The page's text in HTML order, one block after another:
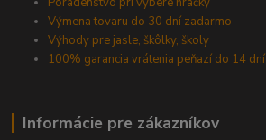
Výmena tovaru do 30 dní zadarmo
Výhody pre jasle, škôlky, školy
100% garancia vrátenia peňazí do 14 dní
Informácie pre zákazníkov